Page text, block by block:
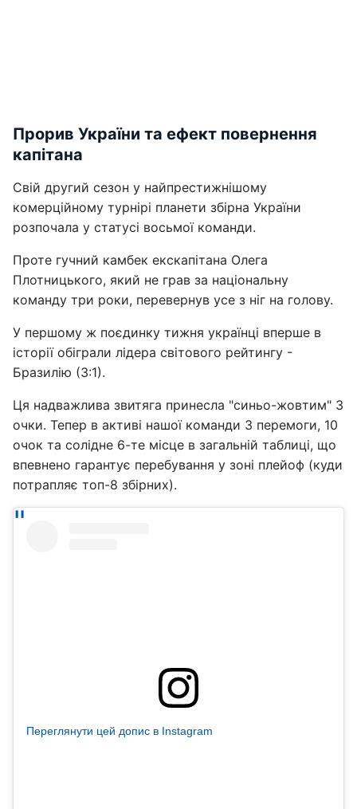
Прорив України та ефект повернення
капітана
Свій другий сезон у найпрестижнішому
комерційному турнірі планети збірна України
розпочала у статусі восьмої команди.
Проте гучний камбек екскапітана Олега
Плотницького, який не грав за національну
команду три роки, перевернув усе з ніг на голову.
У першому ж поєдинку тижня українці вперше в
історії обіграли лідера світового рейтингу -
Бразилію (3:1).
Ця надважлива звитяга принесла "синьо-жовтим" 3
очки. Тепер в активі нашої команди 3 перемоги, 10
очок та солідне 6-те місце в загальній таблиці, що
впевнено гарантує перебування у зоні плейоф (куди
потрапляє топ-8 збірних).
Переглянути цей допис в Instagram